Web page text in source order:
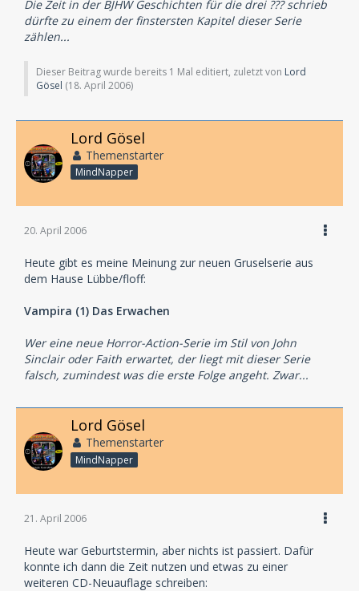
Die Zeit in der BJHW Geschichten für die drei ??? schrieb
dürfte zu einem der finstersten Kapitel dieser Serie
zählen...
Dieser Beitrag wurde bereits 1 Mal editiert, zuletzt von Lord
Gösel (18. April 2006)
Lord Gösel
Themenstarter
MindNapper
20. April 2006
Heute gibt es meine Meinung zur neuen Gruselserie aus
dem Hause Lübbe/floff:
Vampira (1) Das Erwachen
Wer eine neue Horror-Action-Serie im Stil von John
Sinclair oder Faith erwartet, der liegt mit dieser Serie
falsch, zumindest was die erste Folge angeht. Zwar...
Lord Gösel
Themenstarter
MindNapper
21. April 2006
Heute war Geburtstermin, aber nichts ist passiert. Dafür
konnte ich dann die Zeit nutzen und etwas zu einer
weiteren CD-Neuauflage schreiben: